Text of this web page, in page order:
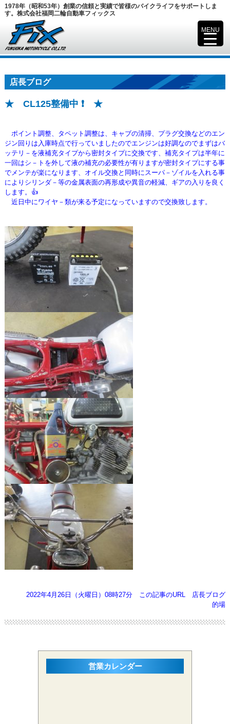
1978年（昭和53年）創業の信頼と実績で皆様のバイクライフをサポートしま
す。株式会社福岡二輪自動車フィックス
店長ブログ
★ CL125整備中 ❗ ★
ポイント調整、タペット調整は、キャブの清掃、プラグ交換などのエン
ジン回りは入庫時点で行っていましたのでエンジンは好調なのでまずはバ
ッテリ－を液補充タイプから密封タイプに交換です、補充タイプは半年に
一回はシ－トを外して液の補充の必要性が有りますが密封タイプにする事
でメンテが楽になります、オイル交換と同時にスーパ－ゾイルを入れる事
によりシリンダ－等の金属表面の再形成や異音の軽減、ギアの入りを良く
します。👍
近日中にワイヤ－類が来る予定になっていますので交換致します。
2022年4月26日（火曜日）08時27分 この記事のURL
店長ブログ
的場
営業カレンダー
MENU
▼